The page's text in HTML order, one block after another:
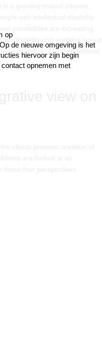
with intellectual disability.
disability and explains how a
cognitive, social, emotional,
view on
op
de nieuwe omgeving is het
hiervoor zijn begin
opnemen met